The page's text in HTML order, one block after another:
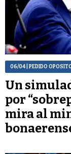
06/04| PEDIDO
Un
por
mira al